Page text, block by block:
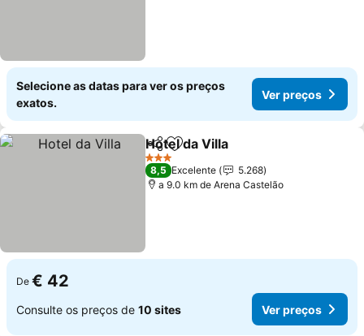
Selecione as datas para ver os preços
exatos.
Ver preços
PartilharAdicionar aos favoritos
Hotel da Villa
3 Estrelas
8,5 Excelente
5.268
a 9.0 km de Arena Castelão
De € 42
Consulte os preços de 10 sites Ver preços